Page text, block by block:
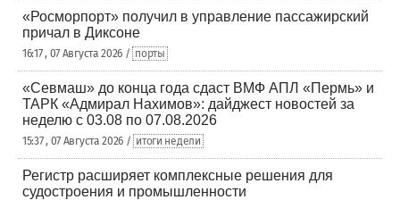
«Росморпорт» получил в управление пассажирский
причал в Диксоне
16:17 , 07 Августа 2026 / порты
«Севмаш» до конца года сдаст ВМФ АПЛ «Пермь» и
ТАРК «Адмирал Нахимов»: дайджест новостей за
неделю с 03.08 по 07.08.2026
15:37 , 07 Августа 2026 / итоги недели
Регистр расширяет комплексные решения для
судостроения и промышленности